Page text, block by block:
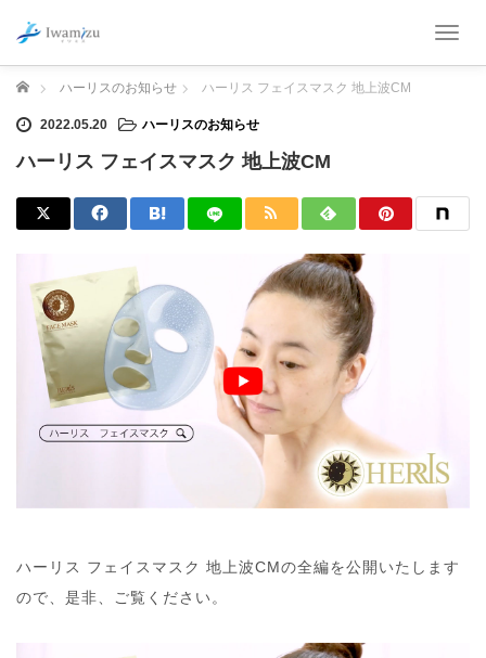
T
v
i
ホーム ハーリスのお知らせ ハーリス フェイスマスク 地上波CM
2022.05.20 ハーリスのお知らせ
ハーリス フェイスマスク 地上波CM
ハーリス フェイスマスク 地上波CMの全編を公開いたします
ので、是非、ご覧ください。